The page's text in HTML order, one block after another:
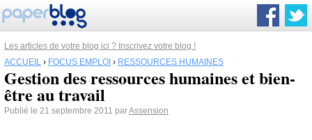
Les articles de votre blog ici ? Inscrivez votre blog !
ACCUEIL › FOCUS EMPLOI › RESSOURCES HUMAINES
Gestion des ressources humaines et bien-
être au travail
Publié le 21 septembre 2011 parAssension